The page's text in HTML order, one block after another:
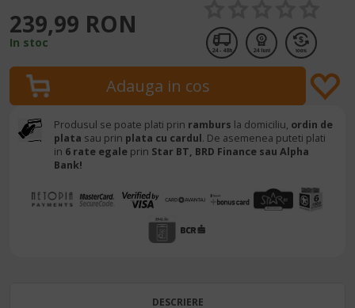
239,99 RON
In stoc
24 - 48h 24 luni
Produsul se poate plati prin ramburs la domiciliu, ordin de
plata sau prin plata cu cardul. De asemenea puteti plati
in 6 rate egale prin Star BT, BRD Finance sau Alpha
Bank!
DESCRIERE